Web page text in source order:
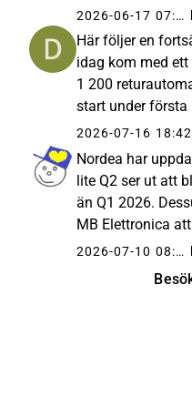
riktkurs för
11,50 €) i
långsiktiga tillvä...
2026-06-17 07:01
Här följer en
idag kom med
1 200
start under första
förmoda att de
Scanfil. Inderes
supplier to
2026-07-16 18:42
Nordea har
lite Q2 ser ut att
än Q1 2026.
MB Elettronica
Scanfil kommer
kopplade till en
2026-07-10 08:41